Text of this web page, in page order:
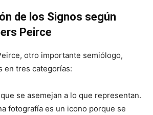
de los Signos según
Peirce
otro importante semiólogo,
en tres categorías:
se asemejan a lo que representan.
fotografía es un icono porque se